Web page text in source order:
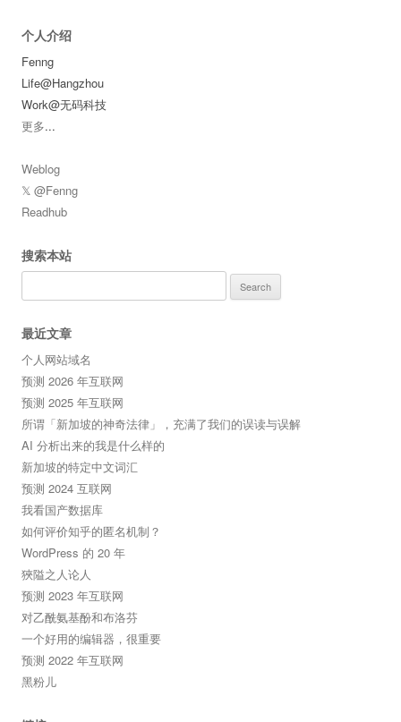
个人介绍
Fenng
Life@Hangzhou
Work@无码科技
更多...
Weblog
𝕏 @Fenng
Readhub
搜索本站
for:
最近文章
个人网站域名
预测 2026 年互联网
预测 2025 年互联网
所谓「新加坡的神奇法律」，充满了我们的误读与误解
AI 分析出来的我是什么样的
新加坡的特定中文词汇
预测 2024 互联网
我看国产数据库
如何评价知乎的匿名机制？
WordPress 的 20 年
狹隘之人论人
预测 2023 年互联网
对乙酰氨基酚和布洛芬
一个好用的编辑器，很重要
预测 2022 年互联网
黑粉儿